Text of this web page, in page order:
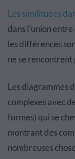
Les similitudes
dans l'union
les différences
ne se rencontrent
Les diagrammes
complexes avec
formes) qui se
montrant des
nombreuses